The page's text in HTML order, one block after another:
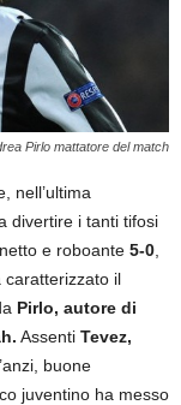
Pirlo mattatore del match
nell’ultima
divertire i tanti tifosi
e roboante 5-0
caratterizzato il
Pirlo, autore di
Assenti Tevez,
buone
juventino ha messo